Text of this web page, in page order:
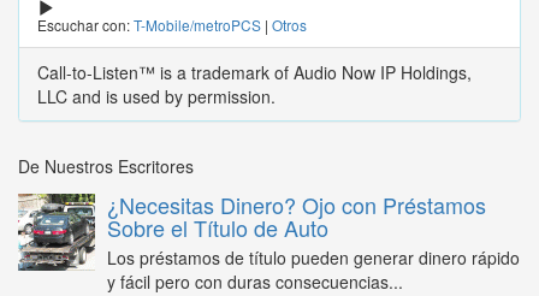
Escuchar con:T-Mobile/metroPCS | Otros
Call-to-Listen™ is a trademark of Audio Now IP Holdings,
LLC and is used by permission.
De Nuestros Escritores
¿Necesitas Dinero? Ojo con Préstamos
Sobre el Título de Auto
Los préstamos de título pueden generar dinero rápido
y fácil pero con duras consecuencias...